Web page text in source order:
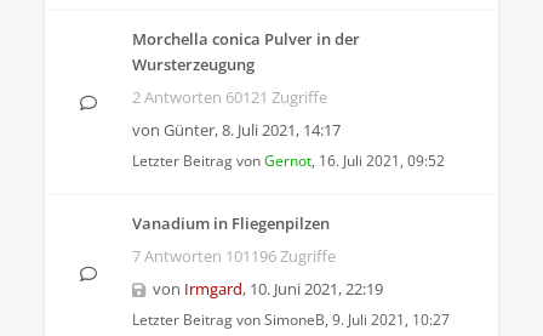
Morchella conica Pulver in der
Wursterzeugung
2 Antworten 60121 Zugriffe
von Günter,8. Juli 2021, 14:17
Letzter Beitrag vonGernot, 16. Juli 2021, 09:52
Vanadium in Fliegenpilzen
7 Antworten 101196 Zugriffe
von Irmgard, 10. Juni 2021, 22:19
Letzter Beitrag vonSimoneB, 9. Juli 2021, 10:27